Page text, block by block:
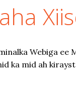
Webiga ee
ka mid ah